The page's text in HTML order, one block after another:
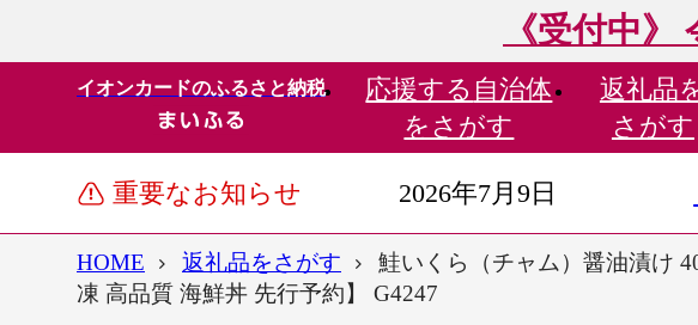
《受付中
イオンカードのふるさと納税 応援する 自治体
をさがす
返礼品
さがす
重要なお知らせ 2026年7月9日
HOME 返礼品をさがす
鮭いくら（チャム）醤油漬け
凍 高品質 海鮮丼 先行予約】 G4247